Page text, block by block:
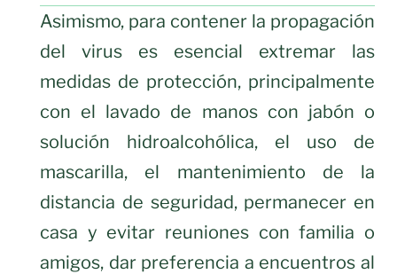
Asimismo, para contener la propagación
del virus es esencial extremar las
medidas de protección, principalmente
con el lavado de manos con jabón o
solución hidroalcohólica, el uso de
mascarilla, el mantenimiento de la
distancia de seguridad, permanecer en
casa y evitar reuniones con familia o
amigos, dar preferencia a encuentros al